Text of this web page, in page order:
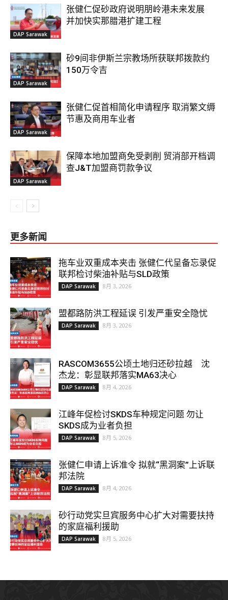
DAP Sarawak
张健仁促砂政府说明朋岭港未来发展
并加快实那腊港扩建工程
DAP Sarawak
砂9间非伊斯兰宗教场所获联邦拨款约
150万令吉
DAP Sarawak
张健仁促首相简化申请程序 取消繁文缛
节惠及商用车业者
DAP Sarawak
保障本地加盟商免受剥削 贸消部开档调
查J&T加盟商罚款争议
更多新闻
拖车业双重成本夹击 张健仁代呈备忘录促
联邦检讨柴油补贴与SLD政策
DAP Sarawak 8月 3, 2026
盟都路防洪工程延误 引发严重安全隐忧
DAP Sarawak 8月 3, 2026
RASCOM3655公顷土地归还砂拉越 沈
杰龙：彰显联邦落实MA63决心
DAP Sarawak 8月 4, 2026
江峰年促检讨SKDS车种规定问题 勿让
SKDS成为业者负担
DAP Sarawak 8月 5, 2026
张健仁申请上诉准令 拟就“黑洞案”上诉联
邦法院
DAP Sarawak 8月 4, 2026
砂行动党实旦宾服务中心扩大对需要扶持
的家庭福利援助
DAP Sarawak 8月 5, 2026